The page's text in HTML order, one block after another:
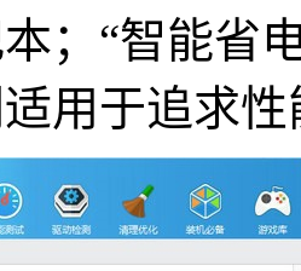
；“智能省
用于追求